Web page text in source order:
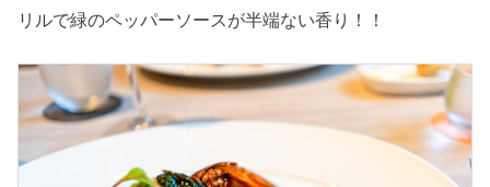
リルで緑のペッパーソースが半端ない香り！！